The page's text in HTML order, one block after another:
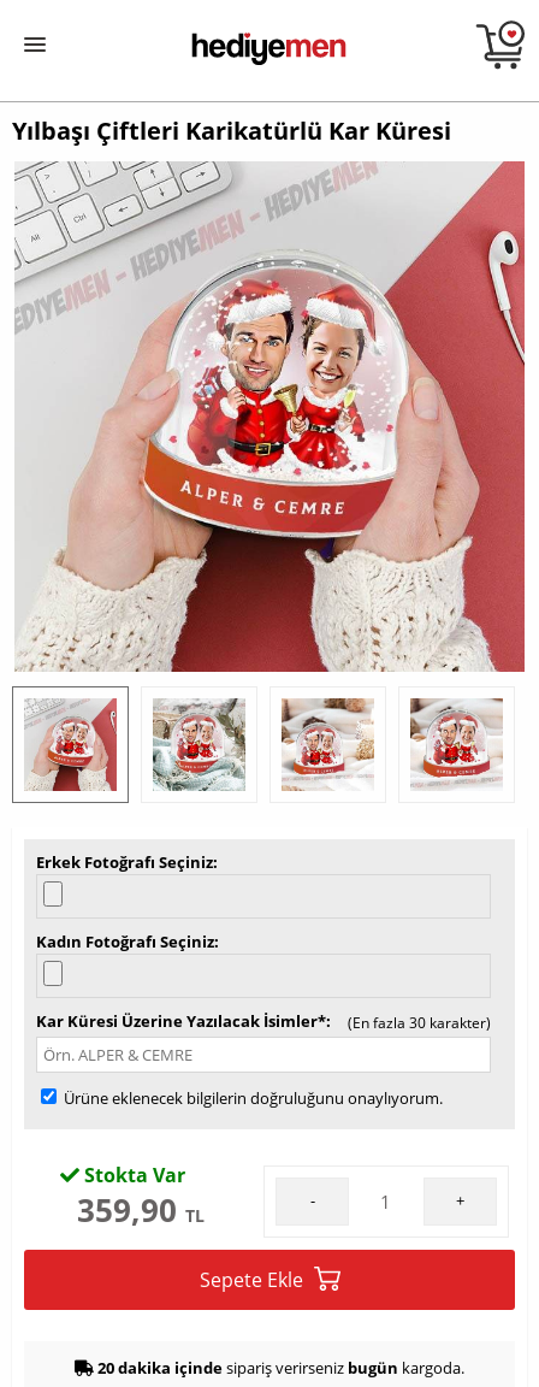
Yılbaşı Çiftleri Karikatürlü Kar Küresi
Erkek Fotoğrafı Seçiniz
Kadın Fotoğrafı Seçiniz
Kar Küresi Üzerine Yazılacak İsimler* (En fazla 30 karakter)
Ürüne eklenecek bilgilerin doğruluğunu onaylıyorum.
Stokta Var
359,90 TL
- +
Sepete Ekle
20 dakika içindesipariş verirseniz bugün kargoda.